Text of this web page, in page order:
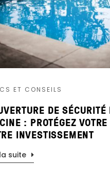
ET CONSEILS
DE SÉCURITÉ
: PROTÉGEZ
INVESTISSEMENT
suite